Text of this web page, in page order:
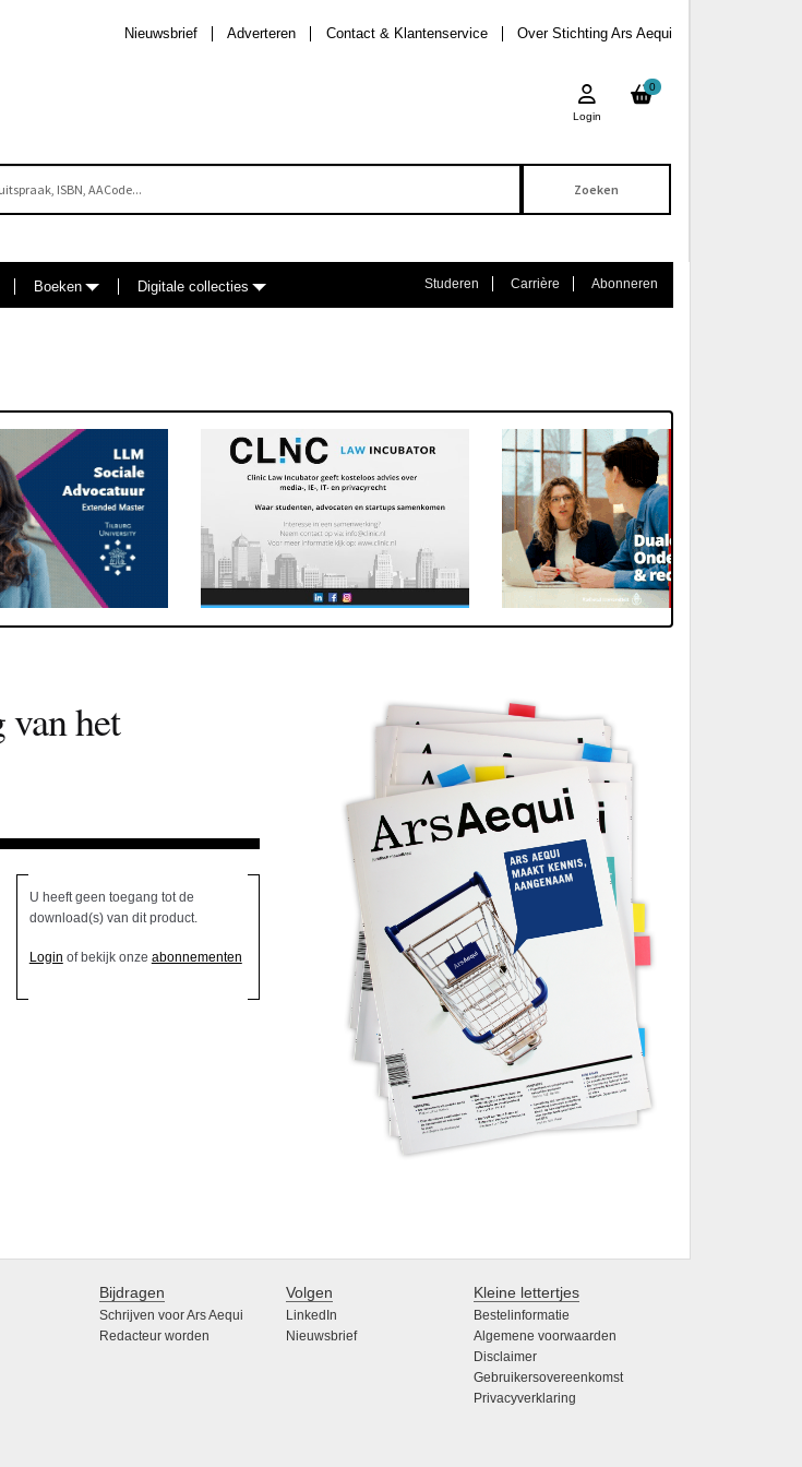
Over Stichting Ars Aequi
Contact & Klantenservice
Adverteren
Nieuwsbrief
0
Login
Boeken Digitale collecties Studeren Carrière Abonneren
het
U heeft geen toegang tot de
download(s) van dit product.
Login of bekijk onze abonnementen
Bijdragen
Schrijven voor Ars Aequi
Redacteur worden
Volgen
LinkedIn
Nieuwsbrief
Kleine lettertjes
Bestelinformatie
Algemene voorwaarden
Disclaimer
Gebruikersovereenkomst
Privacyverklaring